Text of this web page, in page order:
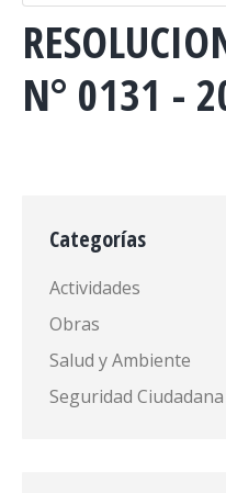
N° 0131 -
Categorías
Actividades
Obras
Salud y Ambiente
Seguridad Ciudadana